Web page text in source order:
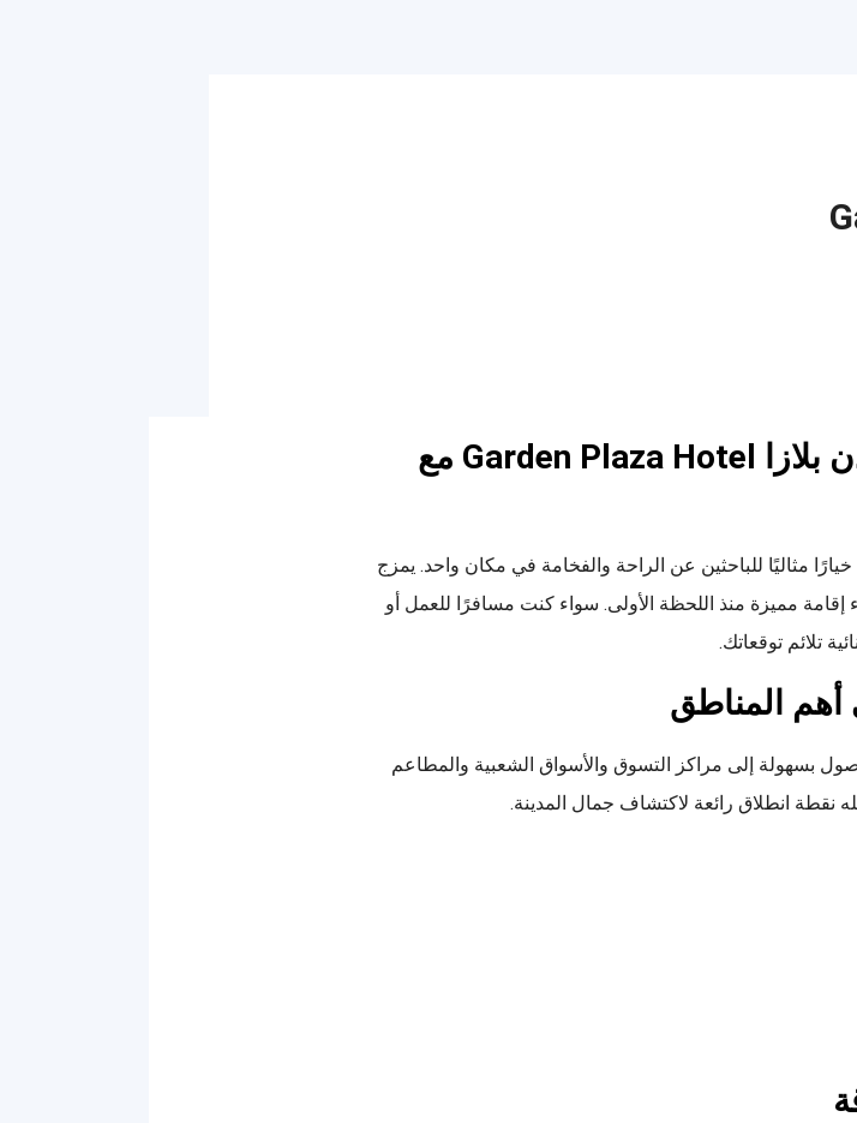
استمتع بإقامة مميزة في فندق جاردن بلازا Garden Plaza Hotel مع
خيارًا مثاليًا للباحثين عن الراحة والفخامة في مكان واحد. يمزج
إقامة مميزة منذ اللحظة الأولى. سواء كنت مسافرًا للعمل أو
تلائم توقعاتك.
المناطق
بسهولة إلى مراكز التسوق والأسواق الشعبية والمطاعم
نقطة انطلاق رائعة لاكتشاف جمال المدينة.